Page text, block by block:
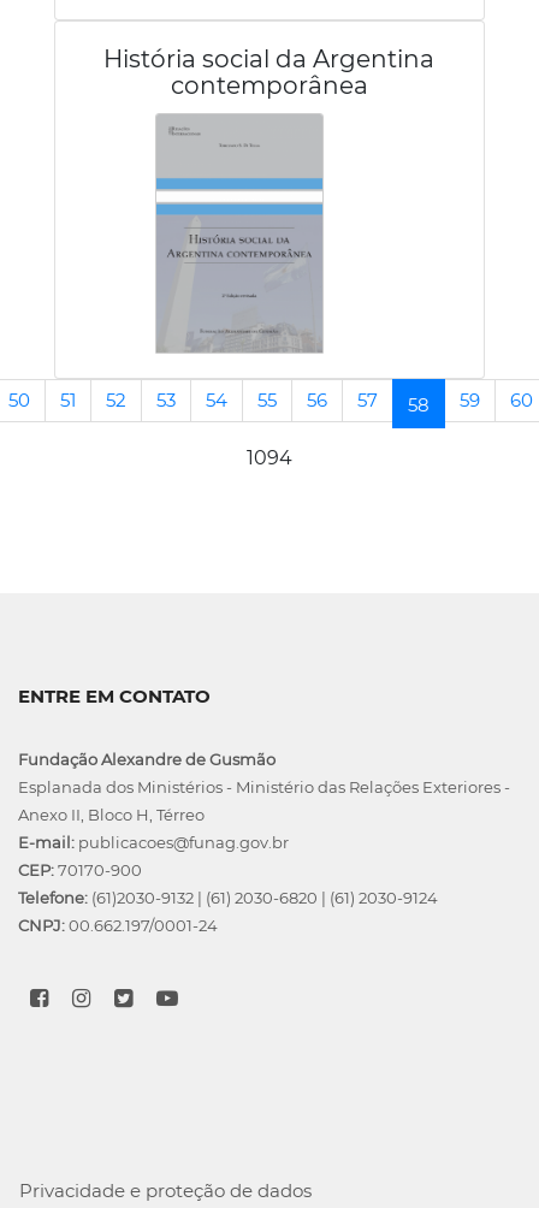
História social da Argentina
contemporânea
50 51 52 53 54 55 56 57 58(current)
59 60
1094
ENTRE EM CONTATO
Fundação Alexandre de Gusmão
Esplanada dos Ministérios - Ministério das Relações Exteriores -
Anexo II, Bloco H, Térreo
E-mail: publicacoes@funag.gov.br
CEP:70170-900
Telefone: (61)2030-9132 | (61) 2030-6820 | (61) 2030-9124
CNPJ:00.662.197/0001-24
Privacidade e proteção de dados